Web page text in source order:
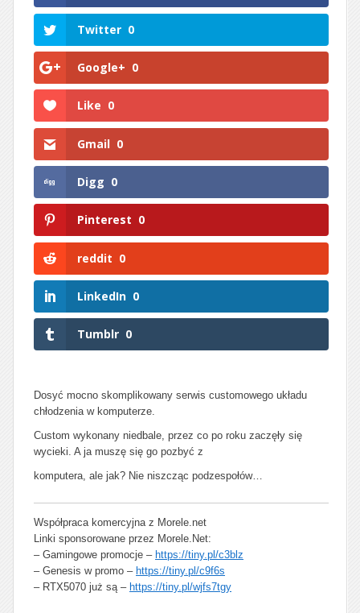
Twitter 0
Google+ 0
Like 0
Gmail 0
Digg 0
Pinterest 0
reddit 0
LinkedIn 0
Tumblr 0
Dosyć mocno skomplikowany serwis customowego układu
chłodzenia w komputerze.
Custom wykonany niedbale, przez co po roku zaczęły się
wycieki. A ja muszę się go pozbyć z
komputera, ale jak? Nie niszcząc podzespołów…
Współpraca komercyjna z Morele.net
Linki sponsorowane przez Morele.Net:
– Gamingowe promocje – https://tiny.pl/c3blz
– Genesis w promo – https://tiny.pl/c9f6s
– RTX5070 już są – https://tiny.pl/wjfs7tgy